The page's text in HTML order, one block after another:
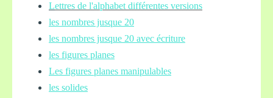
Lettres de l'alphabet différentes versions
les nombres jusque 20
les nombres jusque 20 avec écriture
les figures planes
Les figures planes manipulables
les solides